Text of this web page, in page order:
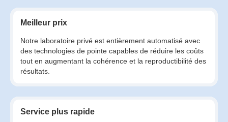
Meilleur prix
Notre laboratoire privé est entièrement automatisé avec
des technologies de pointe capables de réduire les coûts
tout en augmentant la cohérence et la reproductibilité des
résultats.
Service plus rapide